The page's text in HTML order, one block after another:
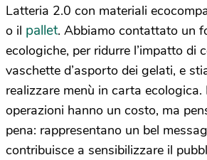
Latteria 2.0 con materiali
o il pallet. Abbiamo contattato un
ecologiche, per ridurre l’impatto di
vaschette d’asporto dei gelati, e
realizzare menù in carta ecologica.
operazioni hanno un costo, ma
pena: rappresentano un bel
contribuisce a sensibilizzare il